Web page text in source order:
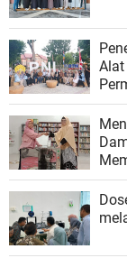
Alat
dan